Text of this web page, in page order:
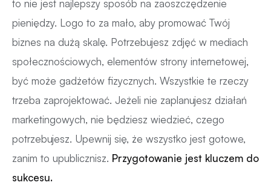
to nie jest najlepszy sposób na zaoszczędzenie
pieniędzy. Logo to za mało, aby promować Twój
biznes na dużą skalę. Potrzebujesz zdjęć w mediach
społecznościowych, elementów strony internetowej,
być może gadżetów fizycznych. Wszystkie te rzeczy
trzeba zaprojektować. Jeżeli nie zaplanujesz działań
marketingowych, nie będziesz wiedzieć, czego
potrzebujesz. Upewnij się, że wszystko jest gotowe,
zanim to upublicznisz. Przygotowanie jest kluczem do
sukcesu.